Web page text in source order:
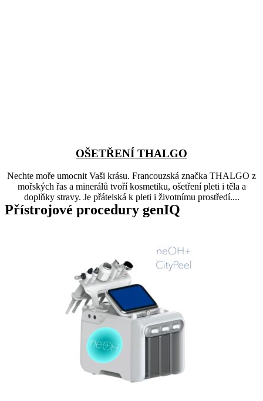
OŠETŘENÍ THALGO
Nechte moře umocnit Vaši krásu. Francouzská značka THALGO z
mořských řas a minerálů tvoří kosmetiku, ošetření pleti i těla a
doplňky stravy. Je přátelská k pleti i životnímu prostředí....
Přístrojové procedury genIQ